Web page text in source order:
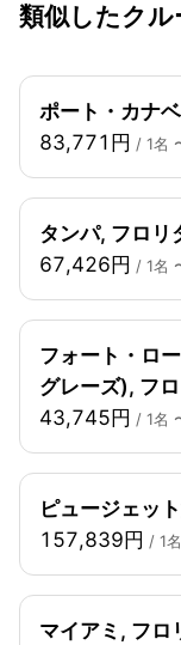
類似したクル
ポート・カナ
83,771円 / 1名
タンパ, フロリ
67,426円 / 1名
フォート・ロ
グレーズ), フ
43,745円 / 1名
ピュージェッ
157,839円 / 1
マイアミ, フロ